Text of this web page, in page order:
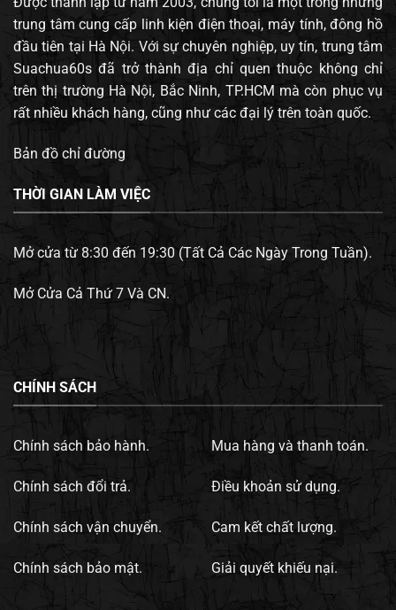
trung tâm cung cấp linh kiện điện thoại, máy tính, đông hồ
đầu tiên tại Hà Nội. Với sự chuyên nghiệp, uy tín, trung tâm
Suachua60s đã trở thành địa chỉ quen thuộc không chỉ
trên thị trường Hà Nội, Bắc Ninh, TP.HCM mà còn phục vụ
rất nhiều khách hàng, cũng như các đại lý trên toàn quốc.
Bản đồ chỉ đường
THỜI GIAN LÀM VIỆC
Mở cửa từ 8:30 đến 19:30 (Tất Cả Các Ngày Trong Tuần).
Mở Cửa Cả Thứ 7 Và CN.
CHÍNH SÁCH
Chính sách bảo hành.
Chính sách đổi trả.
Chính sách vận chuyển.
Chính sách bảo mật.
Mua hàng và thanh toán.
Điều khoản sử dụng.
Cam kết chất lượng.
Giải quyết khiếu nại.